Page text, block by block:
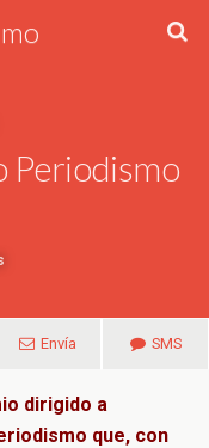
Periodismo
Envía SMS
dirigido a
que, con